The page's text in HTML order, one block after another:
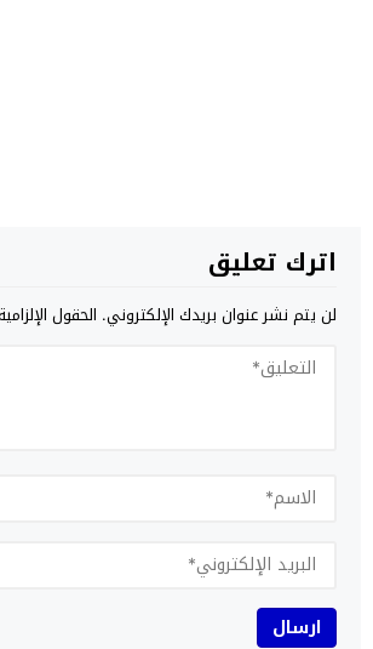
اترك تعليق
لن يتم نشر عنوان بريدك الإلكتروني. الحقول